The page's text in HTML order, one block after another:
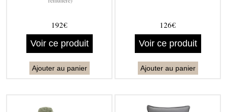
192€
Voir ce produit
Ajouter au panier
126€
Voir ce produit
Ajouter au panier